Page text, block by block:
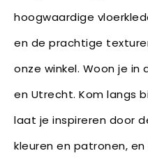
hoogwaardige
en de prachtige
onze winkel. Woon je in
en Utrecht. Kom langs
laat je inspireren door
kleuren en patronen,